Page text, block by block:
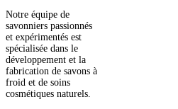
Notre équipe de
savonniers passionnés
et expérimentés est
spécialisée dans le
développement et la
fabrication de savons à
froid et de soins
cosmétiques naturels.